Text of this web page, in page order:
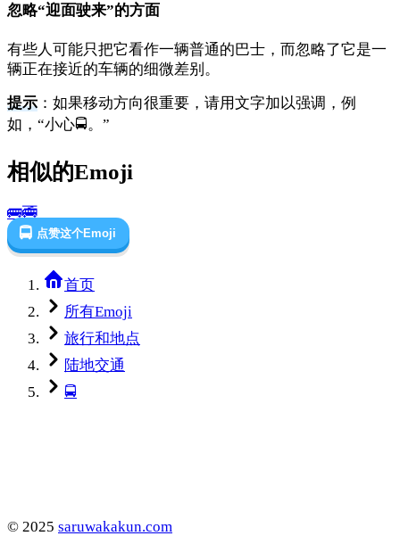
忽略“迎面驶来”的方面
有些人可能只把它看作一辆普通的巴士，而忽略了它是一
辆正在接近的车辆的细微差别。
提示 ：如果移动方向很重要，请用文字加以强调，例
如，“小心🚍。”
相似的Emoji
🚌🚎
🚍 点赞这个Emoji
首页
所有Emoji
旅行和地点
陆地交通
🚍
© 2025 saruwakakun.com